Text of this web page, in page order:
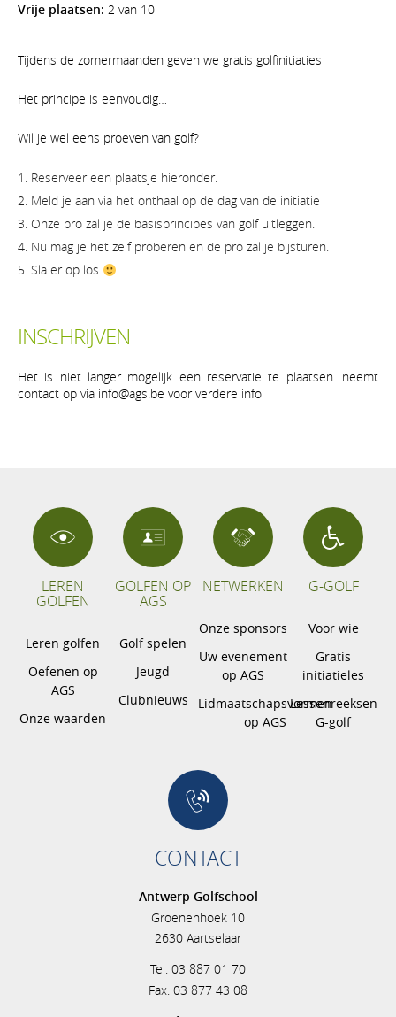
Vrije plaatsen: 2 van 10
Tijdens de zomermaanden geven we gratis golfinitiaties
Het principe is eenvoudig…
Wil je wel eens proeven van golf?
Reserveer een plaatsje hieronder.
Meld je aan via het onthaal op de dag van de initiatie
Onze pro zal je de basisprincipes van golf uitleggen.
Nu mag je het zelf proberen en de pro zal je bijsturen.
Sla er op los
INSCHRIJVEN
Het is niet langer mogelijk een reservatie te plaatsen. neemt
contact op via info@ags.be voor verdere info
LEREN
GOLFEN
Leren golfen
Oefenen op
AGS
Onze waarden
GOLFEN OP
AGS
Golf spelen
Jeugd
Clubnieuws
NETWERKEN
Onze sponsors
Uw evenement
op AGS
Lidmaatschapsvormen
op AGS
G-GOLF
Voor wie
Gratis
initiatieles
Lessenreeksen
G-golf
CONTACT
Antwerp Golfschool
Groenenhoek 10
2630 Aartselaar
Tel. 03 887 01 70
Fax. 03 877 43 08